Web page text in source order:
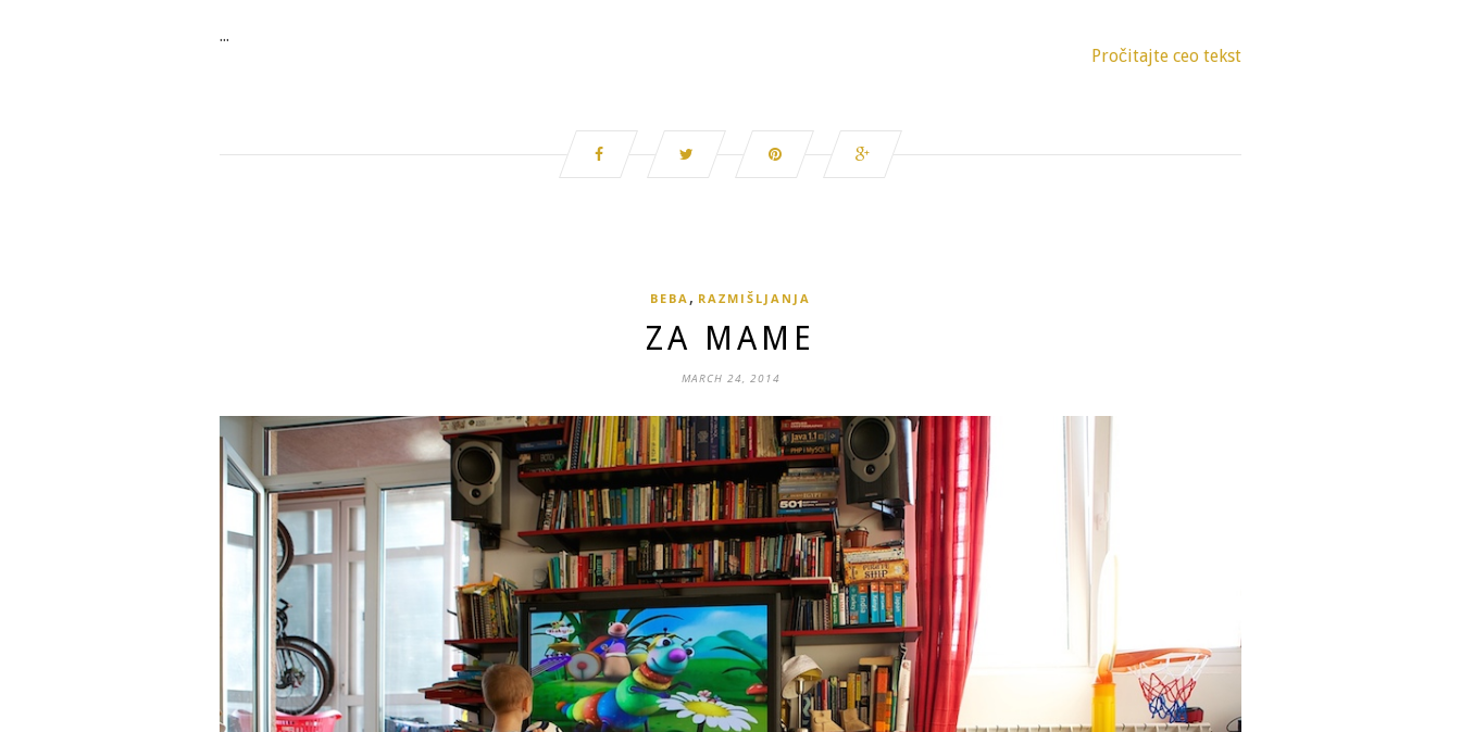
...
Pročitajte ceo tekst
BEBA , RAZMIŠLJANJA
ZA MAME
MARCH 24, 2014